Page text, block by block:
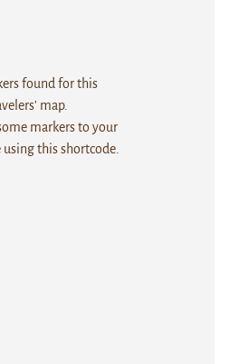
found for this
map.
markers to your
this shortcode.